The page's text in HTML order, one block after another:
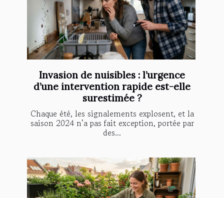
Invasion de nuisibles : l’urgence
d’une intervention rapide est-elle
surestimée ?
Chaque été, les signalements explosent, et la
saison 2024 n’a pas fait exception, portée par
des...